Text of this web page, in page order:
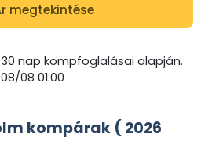
megtekintése
nap kompfoglalásai alapján.
08 01:00
kompárak ( 2026